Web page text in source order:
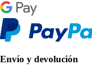
Envío y devolución